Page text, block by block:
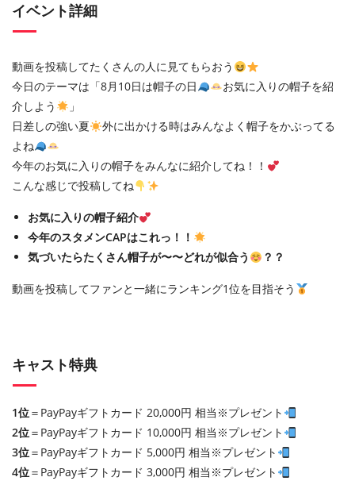
イベント詳細
動画を投稿してたくさんの人に見てもらおう
今日のテーマは「8月10日は帽子の日
お気に入りの帽子を紹
介しよう
」
日差しの強い夏
外に出かける時はみんなよく帽子をかぶってる
よね
今年のお気に入りの帽子をみんなに紹介してね！！
こんな感じで投稿してね
お気に入りの帽子紹介‪
今年のスタメンCAPはこれ‎っ！！
気づいたらたくさん帽子が〜〜どれが似合う
？？
動画を投稿してファンと一緒にランキング1位を目指そう
キャスト特典
1位＝PayPayギフトカード 20,000円 相当※プレゼント
2位＝PayPayギフトカード 10,000円 相当※プレゼント
3位＝PayPayギフトカード 5,000円 相当※プレゼント
4位＝PayPayギフトカード 3,000円 相当※プレゼント